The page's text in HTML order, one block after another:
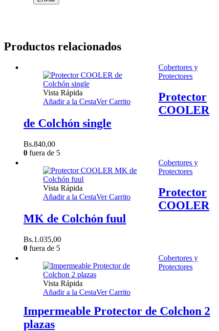
Productos relacionados
Vista Rápida
Añadir a la CestaVer Carrito
Cobertores y
Protectores
Protector
COOLER
de Colchón single
Bs.840,00
0 fuera de 5
Vista Rápida
Añadir a la CestaVer Carrito
Cobertores y
Protectores
Protector
COOLER
MK de Colchón fuul
Bs.1.035,00
0 fuera de 5
Vista Rápida
Añadir a la CestaVer Carrito
Cobertores y
Protectores
Impermeable Protector de Colchon 2
plazas